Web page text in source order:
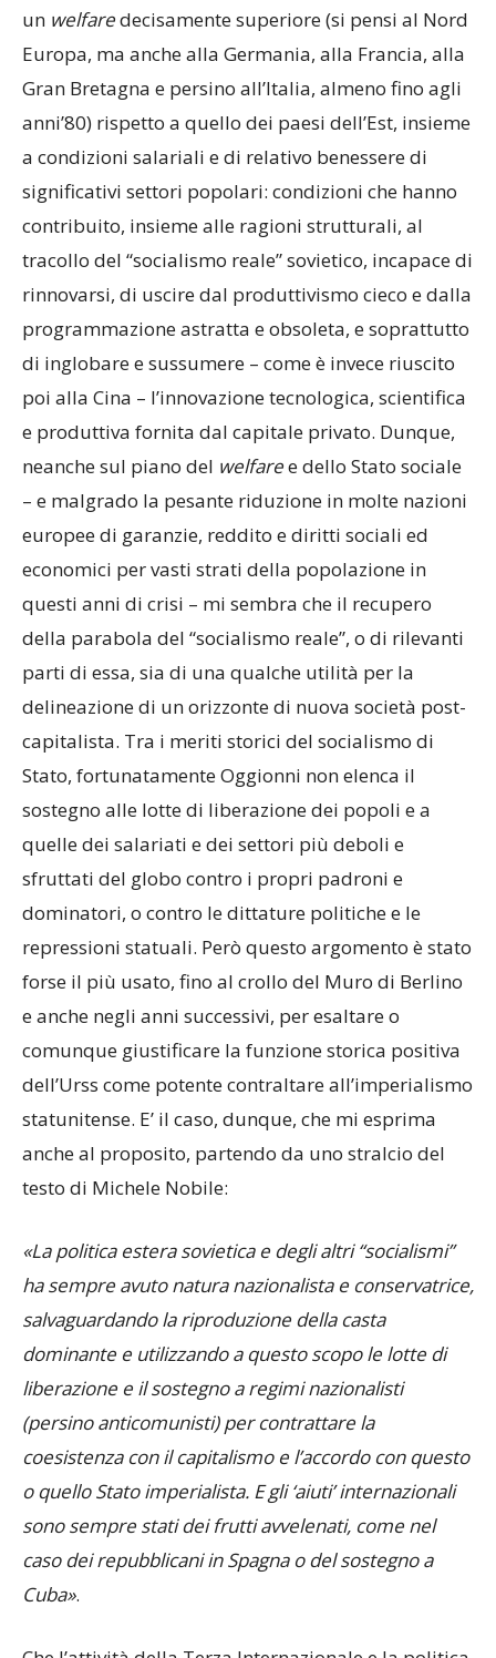
un welfaredecisamente superiore (si pensi al Nord
Europa, ma anche alla Germania, alla Francia, alla
Gran Bretagna e persino all’Italia, almeno fino agli
anni’80) rispetto a quello dei paesi dell’Est, insieme
a condizioni salariali e di relativo benessere di
significativi settori popolari: condizioni che hanno
contribuito, insieme alle ragioni strutturali, al
tracollo del “socialismo reale” sovietico, incapace di
rinnovarsi, di uscire dal produttivismo cieco e dalla
programmazione astratta e obsoleta, e soprattutto
di inglobare e sussumere – come è invece riuscito
poi alla Cina – l’innovazione tecnologica, scientifica
e produttiva fornita dal capitale privato. Dunque,
neanche sul piano del welfaree dello Stato sociale
– e malgrado la pesante riduzione in molte nazioni
europee di garanzie, reddito e diritti sociali ed
economici per vasti strati della popolazione in
questi anni di crisi – mi sembra che il recupero
della parabola del “socialismo reale”, o di rilevanti
parti di essa, sia di una qualche utilità per la
delineazione di un orizzonte di nuova società post-
capitalista. Tra i meriti storici del socialismo di
Stato, fortunatamente Oggionni non elenca il
sostegno alle lotte di liberazione dei popoli e a
quelle dei salariati e dei settori più deboli e
sfruttati del globo contro i propri padroni e
dominatori, o contro le dittature politiche e le
repressioni statuali. Però questo argomento è stato
forse il più usato, fino al crollo del Muro di Berlino
e anche negli anni successivi, per esaltare o
comunque giustificare la funzione storica positiva
dell’Urss come potente contraltare all’imperialismo
statunitense. E’ il caso, dunque, che mi esprima
anche al proposito, partendo da uno stralcio del
testo di Michele Nobile:
«La politica estera sovietica e degli altri “socialismi”
ha sempre avuto natura nazionalista e conservatrice,
salvaguardando la riproduzione della casta
dominante e utilizzando a questo scopo le lotte di
liberazione e il sostegno a regimi nazionalisti
(persino anticomunisti) per contrattare la
coesistenza con il capitalismo e l’accordo con questo
o quello Stato imperialista. E gli ‘aiuti’ internazionali
sono sempre stati dei frutti avvelenati, come nel
caso dei repubblicani in Spagna o del sostegno a
Cuba».